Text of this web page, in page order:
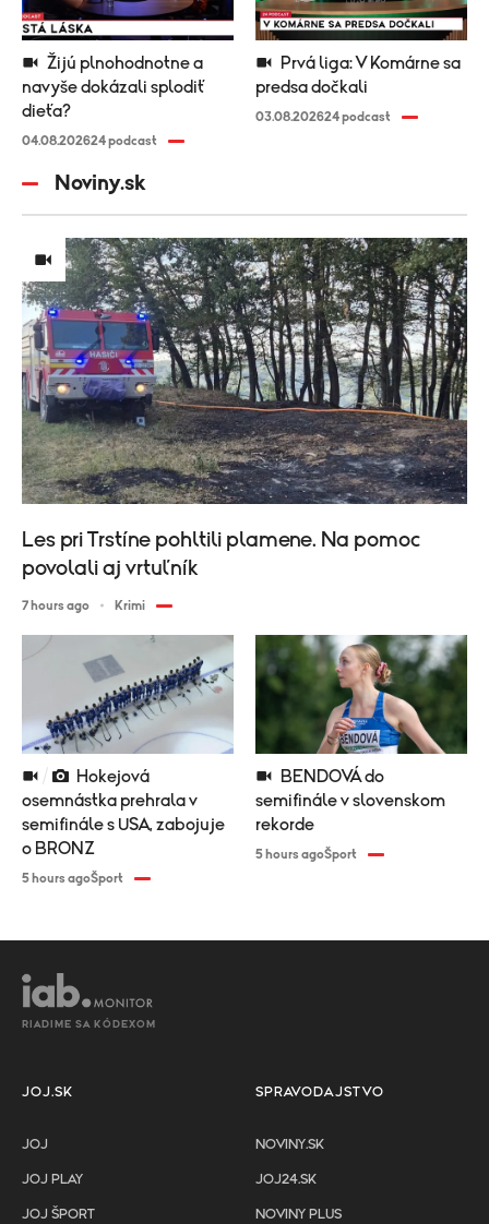
navyše dokázali splodiť
dieťa?
04.08.202624 podcast
predsa dočkali
03.08.202624 podcast
Noviny.sk
osemnástka prehrala v
semifinále s USA, zabojuje
o BRONZ
5 hours agoŠport
semifinále v slovenskom
rekorde
5 hours agoŠport
Les pri Trstíne pohltili plamene. Na pomoc
povolali aj vrtuľník
7 hours ago Krimi
RIADIME SA KÓDEXOM
JOJ.SK
JOJ
JOJ PLAY
JOJ ŠPORT
SPRAVODAJSTVO
NOVINY.SK
JOJ24.SK
NOVINY PLUS